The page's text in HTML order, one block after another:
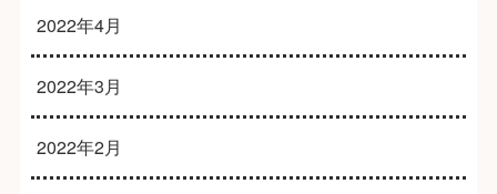
2022年4月
2022年3月
2022年2月